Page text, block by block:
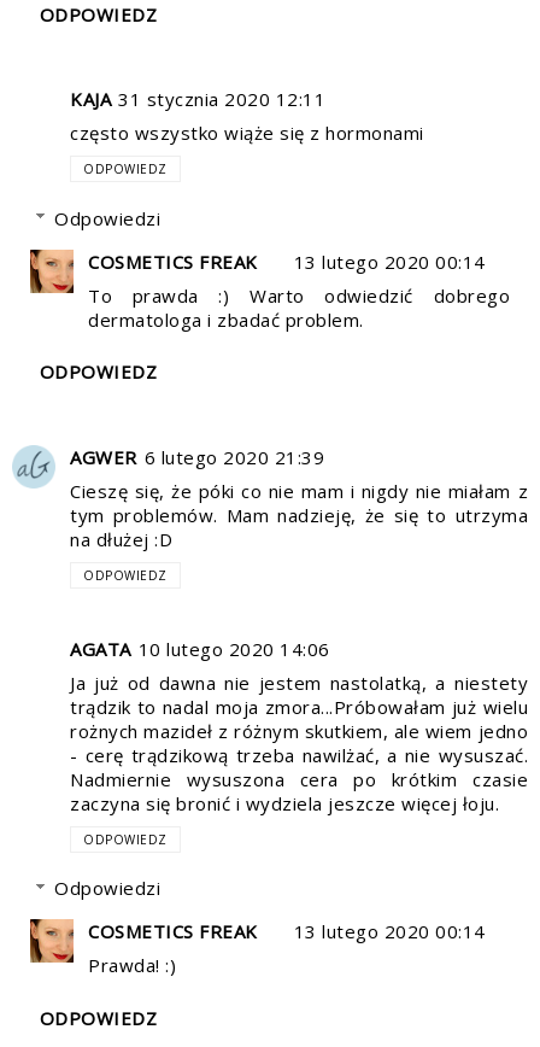
ODPOWIEDZ
KAJA 31 stycznia 2020 12:11
często wszystko wiąże się z hormonami
ODPOWIEDZ
Odpowiedzi
COSMETICS FREAK
13 lutego 2020 00:14
To prawda :) Warto odwiedzić dobrego
dermatologa i zbadać problem.
ODPOWIEDZ
AGWER 6 lutego 2020 21:39
Cieszę się, że póki co nie mam i nigdy nie miałam z
tym problemów. Mam nadzieję, że się to utrzyma
na dłużej :D
ODPOWIEDZ
AGATA 10 lutego 2020 14:06
Ja już od dawna nie jestem nastolatką, a niestety
trądzik to nadal moja zmora...Próbowałam już wielu
rożnych mazideł z różnym skutkiem, ale wiem jedno
- cerę trądzikową trzeba nawilżać, a nie wysuszać.
Nadmiernie wysuszona cera po krótkim czasie
zaczyna się bronić i wydziela jeszcze więcej łoju.
ODPOWIEDZ
Odpowiedzi
COSMETICS FREAK
13 lutego 2020 00:14
Prawda! :)
ODPOWIEDZ